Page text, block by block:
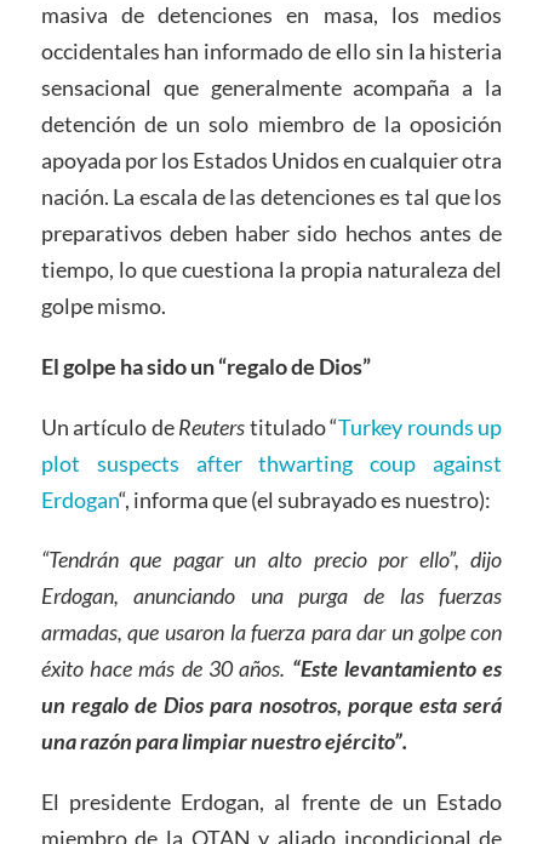
masiva de detenciones en masa, los medios
occidentales han informado de ello sin la histeria
sensacional que generalmente acompaña a la
detención de un solo miembro de la oposición
apoyada por los Estados Unidos en cualquier otra
nación. La escala de las detenciones es tal que los
preparativos deben haber sido hechos antes de
tiempo, lo que cuestiona la propia naturaleza del
golpe mismo.
El golpe ha sido un “regalo de Dios”
Un artículo deReuterstitulado “Turkey rounds up
plot suspects after thwarting coup against
Erdogan“, informa que (el subrayado es nuestro):
“Tendrán que pagar un alto precio por ello”, dijo
Erdogan, anunciando una purga de las fuerzas
armadas, que usaron la fuerza para dar un golpe con
éxito hace más de 30 años. “Este levantamiento es
un regalo de Dios para nosotros, porque esta será
una razón para limpiar nuestro ejército”.
El presidente Erdogan, al frente de un Estado
miembro de la OTAN y aliado incondicional de